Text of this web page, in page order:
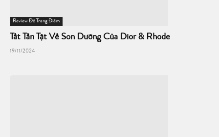
Review Đồ Trang Điểm
Tất Tần Tật Về Son Dưỡng Của Dior & Rhode
19/11/2024